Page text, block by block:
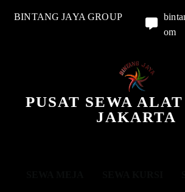
BINTANG JAYA GROUP
om
PUSAT SEWA
JAKARTA